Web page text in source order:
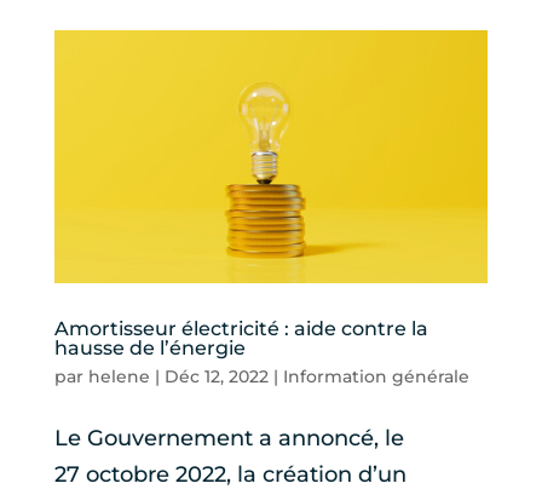
Amortisseur électricité : aide contre la
hausse de l’énergie
par helene | Déc 12, 2022| Information générale
Le Gouvernement a annoncé, le
27 octobre 2022, la création d’un